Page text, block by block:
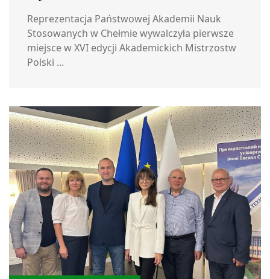
Reprezentacja Państwowej Akademii Nauk
Stosowanych w Chełmie wywalczyła pierwsze
miejsce w XVI edycji Akademickich Mistrzostw
Polski ...